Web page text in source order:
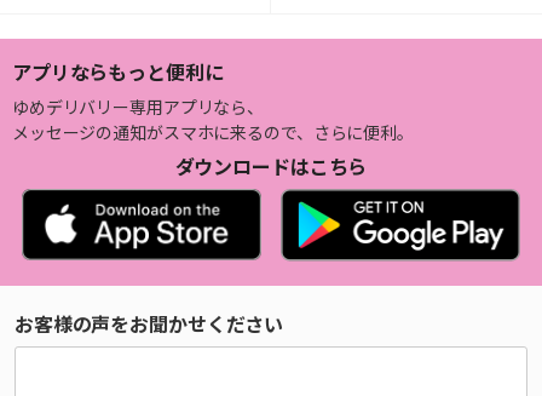
アプリならもっと便利に
ゆめデリバリー専用アプリなら、
メッセージの通知がスマホに来るので、さらに便利。
ダウンロードはこちら
お客様の声をお聞かせください